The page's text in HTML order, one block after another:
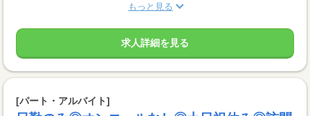
もっと見る
求人詳細を見る
[パート・アルバイト]